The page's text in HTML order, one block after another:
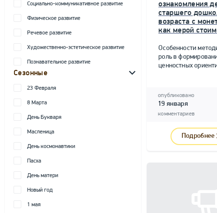
Социально-коммуникативное развитие
Физическое развитие
Речевое развитие
Художественно-эстетическое развитие
Познавательное развитие
Сезонные
23 Февраля
8 Марта
День Букваря
Масленица
День космонавтики
Пасха
День матери
Новый год
1 мая
ознакомления
старшего
возраста с
как мерой
Особенности
роль в
ценностных
опубликовано
19 января
комментариев
Подробнее